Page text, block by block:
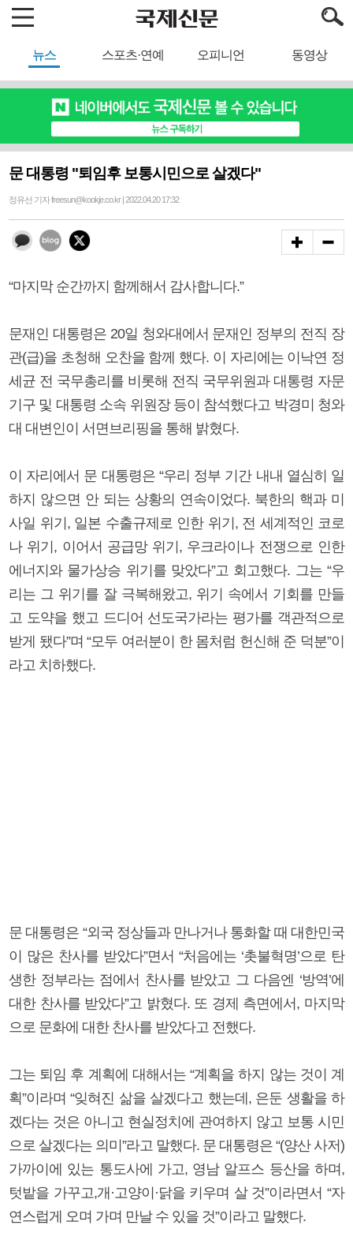
뉴스 스포츠·연예 오피니언 동영상
문 대통령 "퇴임후 보통시민으로 살겠다"
정유선 기자 freesun@kookje.co.kr | 2022.04.20 17:32
“마지막 순간까지 함께해서 감사합니다.”
문재인 대통령은 20일 청와대에서 문재인 정부의 전직 장
관(급)을 초청해 오찬을 함께 했다. 이 자리에는 이낙연 정
세균 전 국무총리를 비롯해 전직 국무위원과 대통령 자문
기구 및 대통령 소속 위원장 등이 참석했다고 박경미 청와
대 대변인이 서면브리핑을 통해 밝혔다.
이 자리에서 문 대통령은 “우리 정부 기간 내내 열심히 일
하지 않으면 안 되는 상황의 연속이었다. 북한의 핵과 미
사일 위기, 일본 수출규제로 인한 위기, 전 세계적인 코로
나 위기, 이어서 공급망 위기, 우크라이나 전쟁으로 인한
에너지와 물가상승 위기를 맞았다”고 회고했다. 그는 “우
리는 그 위기를 잘 극복해왔고, 위기 속에서 기회를 만들
고 도약을 했고 드디어 선도국가라는 평가를 객관적으로
받게 됐다”며 “모두 여러분이 한 몸처럼 헌신해 준 덕분”이
라고 치하했다.
문 대통령은 “외국 정상들과 만나거나 통화할 때 대한민국
이 많은 찬사를 받았다”면서 “처음에는 ‘촛불혁명’으로 탄
생한 정부라는 점에서 찬사를 받았고 그 다음엔 ‘방역’에
대한 찬사를 받았다”고 밝혔다. 또 경제 측면에서, 마지막
으로 문화에 대한 찬사를 받았다고 전했다.
그는 퇴임 후 계획에 대해서는 “계획을 하지 않는 것이 계
획”이라며 “잊혀진 삶을 살겠다고 했는데, 은둔 생활을 하
겠다는 것은 아니고 현실정치에 관여하지 않고 보통 시민
으로 살겠다는 의미”라고 말했다. 문 대통령은 “(양산 사저)
가까이에 있는 통도사에 가고, 영남 알프스 등산을 하며,
텃밭을 가꾸고,개·고양이·닭을 키우며 살 것”이라면서 “자
연스럽게 오며 가며 만날 수 있을 것”이라고 말했다.